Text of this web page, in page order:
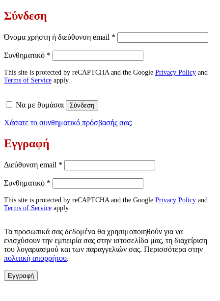
Σύνδεση
Όνομα χρήστη ή διεύθυνση email *
Συνθηματικό *
This site is protected by reCAPTCHA and the Google Privacy Policy and
Terms of Service apply.
Να με θυμάσαι Σύνδεση
Χάσατε το συνθηματικό πρόσβασής σας;
Εγγραφή
Διεύθυνση email *
Συνθηματικό *
This site is protected by reCAPTCHA and the Google Privacy Policy and
Terms of Service apply.
Τα προσωπικά σας δεδομένα θα χρησιμοποιηθούν για να
ενισχύσουν την εμπειρία σας στην ιστοσελίδα μας, τη διαχείριση
του λογαριασμού και των παραγγελιών σας. Περισσότερα στην
πολιτική απορρήτου.
Εγγραφή